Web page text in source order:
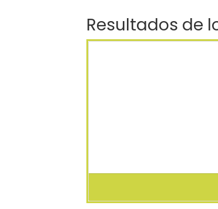
Resultados de